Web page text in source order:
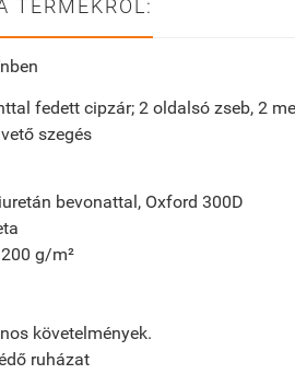
TERMÉKRŐL:
fedett cipzár; 2 oldalsó zseb, 2
szegés
bevonattal, Oxford 300D
g/m²
követelmények.
ruházat